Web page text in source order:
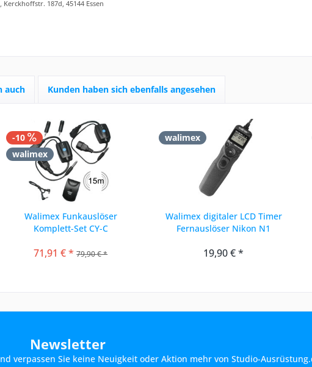
187d, 45144 Essen
auch Kunden haben sich ebenfalls angesehen
-10
walimex
Walimex Funkauslöser
Komplett-Set CY-C
71,91 € * 79,90 € *
walimex
Walimex digitaler LCD Timer
Fernauslöser Nikon N1
19,90 € *
Newsletter
verpassen Sie keine Neuigkeit oder Aktion mehr von Studio-